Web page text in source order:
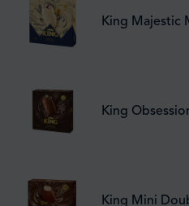
King Majestic
King
King Mini